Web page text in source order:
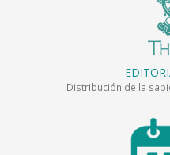
Distribución de la